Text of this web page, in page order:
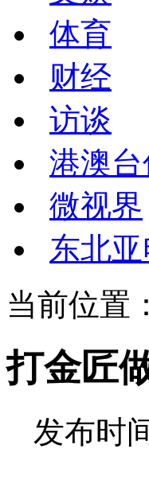
体育
财经
访谈
港澳台
微视界
东北亚
当前位置：
打金匠
发布时